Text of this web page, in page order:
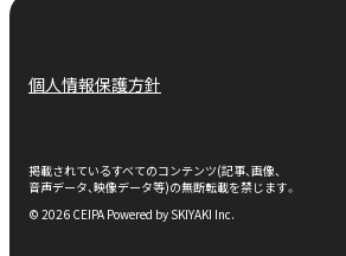
個人情報保護方針
掲載されているすべてのコンテンツ(記事、画像、
音声データ、映像データ等)の無断転載を禁じます。
© 2026 CEIPA Powered by SKIYAKI Inc.